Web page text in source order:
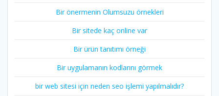
Bir önermenin Olumsuzu örnekleri
Bir sitede kaç online var
Bir ürün tanıtımı örneği
Bir uygulamanın kodlarını görmek
bir web sitesi için neden seo işlemi yapılmalıdır?